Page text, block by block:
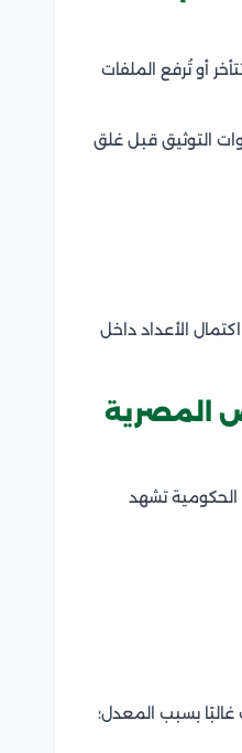
أو تُرفع الملفات
التوثيق قبل غلق
الأعداد داخل
المصرية
الحكومية تشهد
بسبب المعدل؛